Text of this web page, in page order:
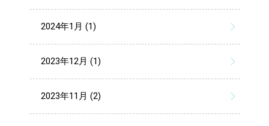
2024年1月 (1)
2023年12月 (1)
2023年11月 (2)